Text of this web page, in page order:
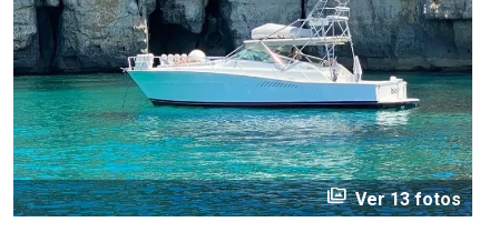
perm_media Ver 13 fotos